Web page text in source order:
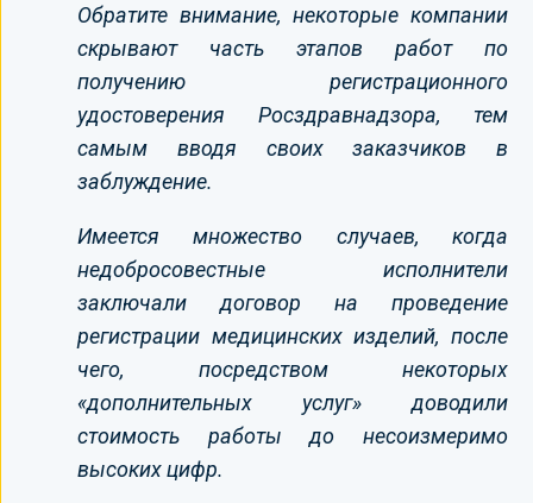
Обратите внимание, некоторые компании
скрывают часть этапов работ по
получению регистрационного
удостоверения Росздравнадзора, тем
самым вводя своих заказчиков в
заблуждение.
Имеется множество случаев, когда
недобросовестные исполнители
заключали договор на проведение
регистрации медицинских изделий, после
чего, посредством некоторых
«дополнительных услуг» доводили
стоимость работы до несоизмеримо
высоких цифр.